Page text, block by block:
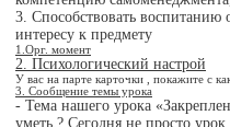
3. Способствовать
интересу к предмету
1.Орг. момент
2. Психологический настрой
У вас на парте карточки , покажите с
3. Сообщение темы урока
- Тема нашего урока
уметь.? Сегодня не просто